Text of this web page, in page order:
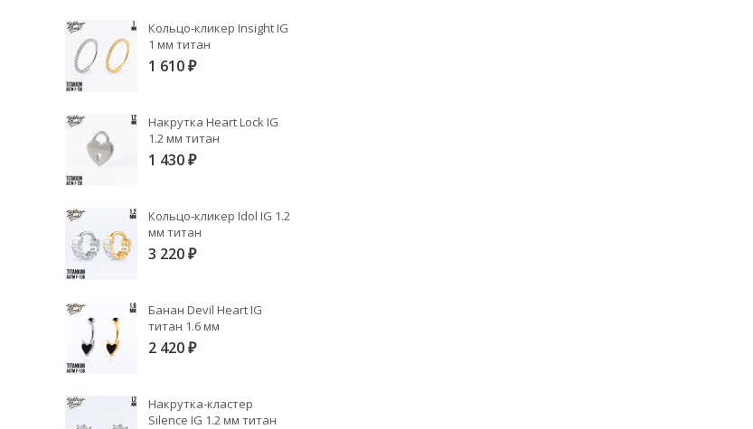
Кольцо-кликер Insight IG
1 мм титан
1 610 ₽
Накрутка Heart Lock IG
1.2 мм титан
1 430 ₽
Кольцо-кликер Idol IG 1.2
мм титан
3 220 ₽
Банан Devil Heart IG
титан 1.6 мм
2 420 ₽
Накрутка-кластер
Silence IG 1.2 мм титан